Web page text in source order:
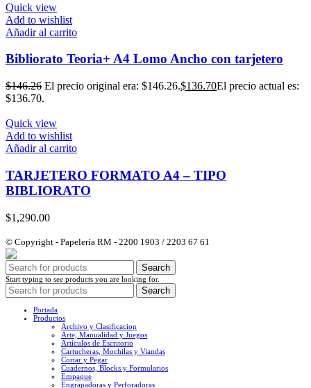
Quick view
Add to wishlist
Añadir al carrito
Bibliorato Teoria+ A4 Lomo Ancho con tarjetero
$146.26 El precio original era: $146.26.$136.70El precio actual es:
$136.70.
Quick view
Add to wishlist
Añadir al carrito
TARJETERO FORMATO A4 – TIPO
BIBLIORATO
$1,290.00
© Copyright - Papelería RM - 2200 1903 / 2203 67 61
Search
Start typing to see products you are looking for.
Search
Portada
Productos
Archivo y Clasificacion
Arte, Manualidad y Juegos
Artículos de Escritorio
Cartucheras, Mochilas y Viandas
Cortar y Pegar
Cuadernos, Blocks y Formularios
Empaque
Engrapadoras y Perforadoras